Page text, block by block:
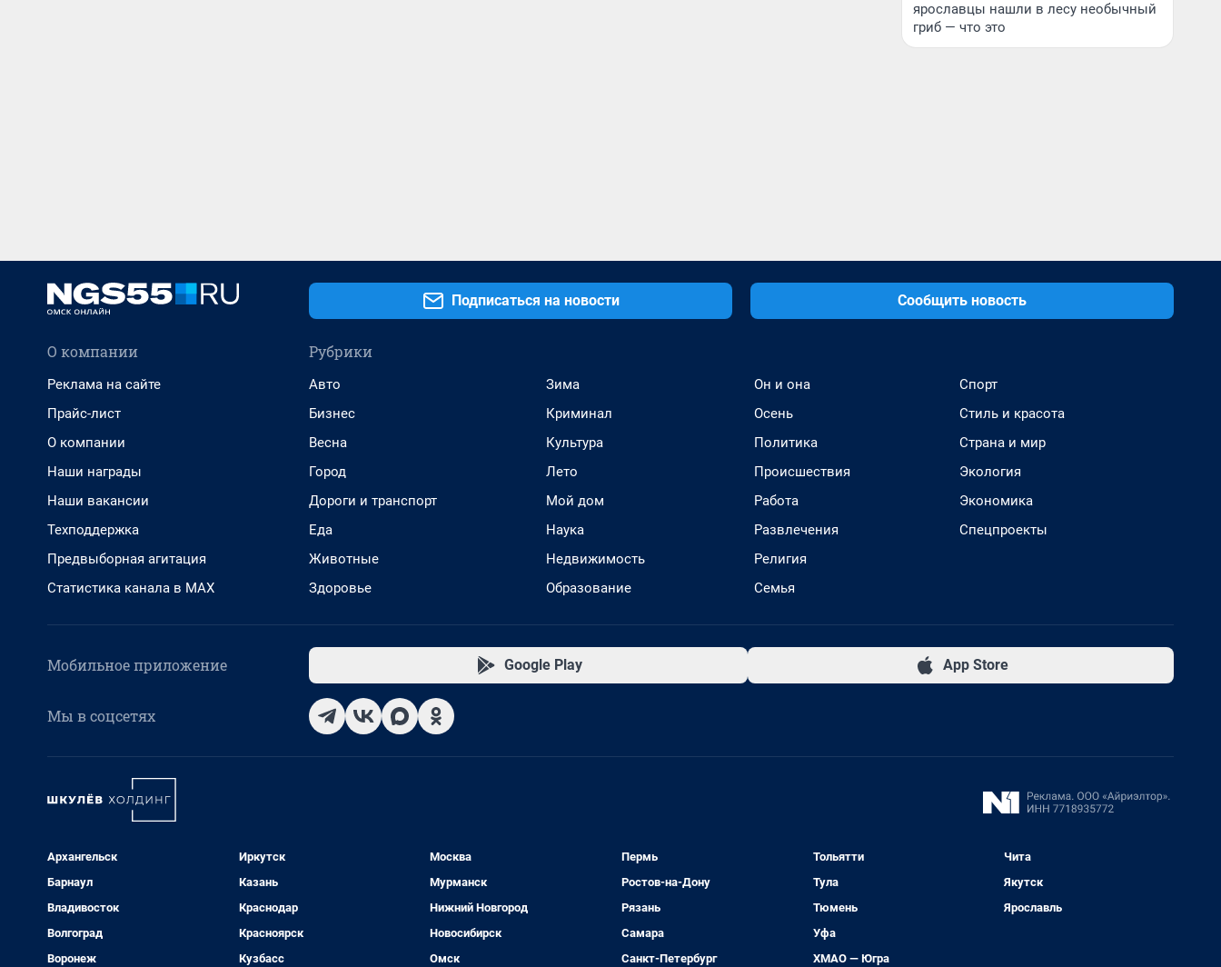
ярославцы нашли в лесу необычный
гриб — что это
Подписаться на новости Сообщить новость
О компании
Реклама на сайте
Прайс-лист
О компании
Наши награды
Наши вакансии
Техподдержка
Предвыборная агитация
Статистика канала в MAX
Рубрики
Авто
Бизнес
Весна
Город
Дороги и транспорт
Еда
Животные
Здоровье
Зима
Криминал
Культура
Лето
Мой дом
Наука
Недвижимость
Образование
Он и она
Осень
Политика
Происшествия
Работа
Развлечения
Религия
Семья
Спорт
Стиль и красота
Страна и мир
Экология
Экономика
Спецпроекты
Мобильное приложение Google Play App Store
Мы в соцсетях
Архангельск
Барнаул
Владивосток
Волгоград
Воронеж
Иркутск
Казань
Краснодар
Красноярск
Кузбасс
Москва
Мурманск
Нижний Новгород
Новосибирск
Омск
Пермь
Ростов-на-Дону
Рязань
Самара
Санкт-Петербург
Тольятти
Тула
Тюмень
Уфа
ХМАО — Югра
Чита
Якутск
Ярославль